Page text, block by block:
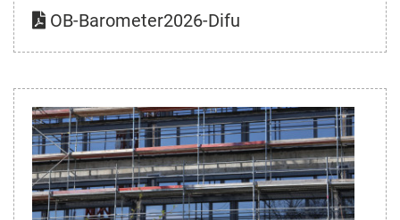
OB-Barometer2026-Difu